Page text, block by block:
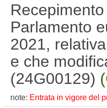
Parlamento
2021,
e che
(24G00129)
note: Entrata in vigore del